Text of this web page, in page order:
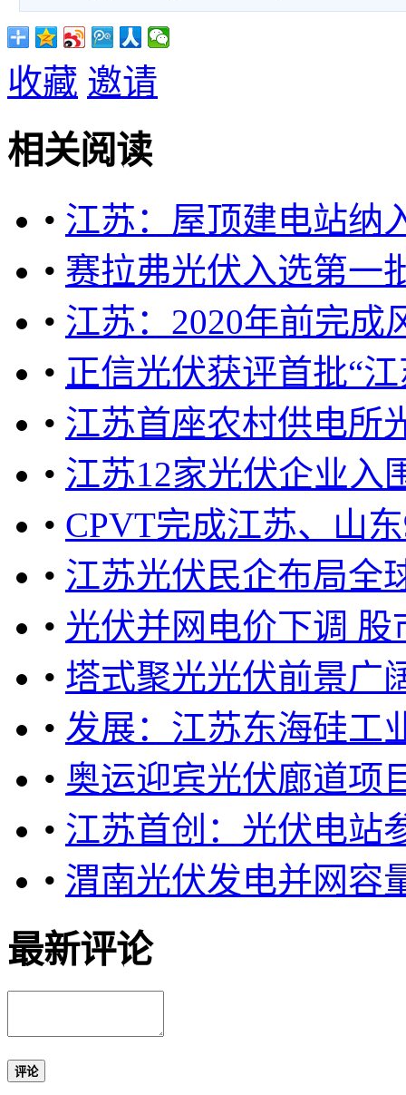
收藏 邀请
相关阅读
• 江苏：屋顶建电站纳
• 赛拉弗光伏入选第一
• 江苏：2020年前完成
• 正信光伏获评首批“
• 江苏首座农村供电所
• 江苏12家光伏企业入
• CPVT完成江苏、山
• 江苏光伏民企布局全
• 光伏并网电价下调 股
• 塔式聚光光伏前景广
• 发展：江苏东海硅工
• 奥运迎宾光伏廊道项
• 江苏首创：光伏电站
• 渭南光伏发电并网容
最新评论
评论